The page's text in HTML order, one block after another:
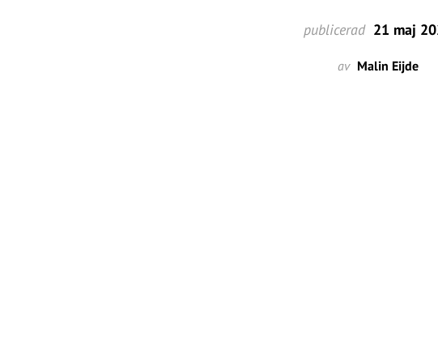
publicerad 21 maj
av Malin Eijde